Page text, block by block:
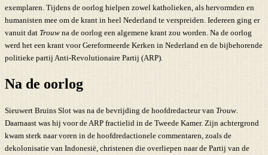
exemplaren. Tijdens de oorlog hielpen zowel katholieken, als hervormden en
humanisten mee om de krant in heel Nederland te verspreiden. Iedereen ging er
vanuit dat Trouw na de oorlog een algemene krant zou worden. Na de oorlog
werd het een krant voor Gereformeerde Kerken in Nederland en de bijbehorende
politieke partij Anti-Revolutionaire Partij (ARP).
Na de oorlog
Sieuwert Bruins Slot was na de bevrijding de hoofdredacteur van Trouw
Daarnaast was hij voor de ARP fractielid in de Tweede Kamer. Zijn achtergrond
kwam sterk naar voren in de hoofdredactionele commentaren, zoals de
dekolonisatie van Indonesië, christenen die overliepen naar de Partij van de